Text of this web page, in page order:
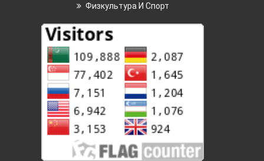
Физкультура И Спорт